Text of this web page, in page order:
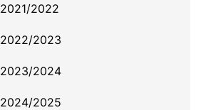
2022
2022/2023
2023/2024
2024/2025